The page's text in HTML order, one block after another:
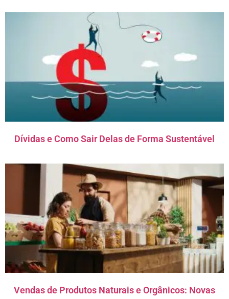
Dívidas e Como Sair Delas de Forma Sustentável
Vendas de Produtos Naturais e Orgânicos: Novas